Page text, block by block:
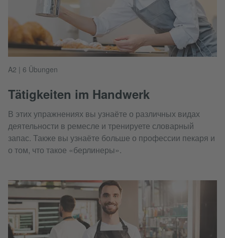
A2 | 6 Übungen
Tätigkeiten im Handwerk
В этих упражнениях вы узнаёте о различных видах
деятельности в ремесле и тренируете словарный
запас. Также вы узнаёте больше о профессии пекаря и
о том, что такое «берлинеры».